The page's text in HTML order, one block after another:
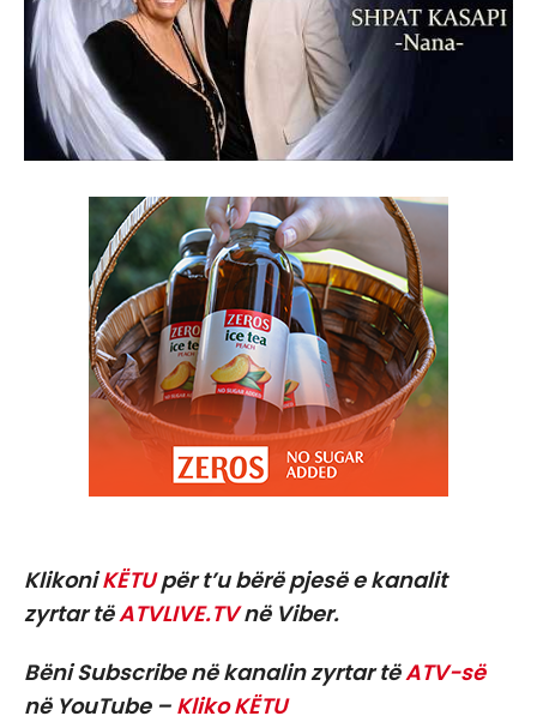
KlikoniKËTUpër t’u bërë pjesë e kanalit
zyrtar tëATVLIVE.TVnë Viber.
Bëni Subscribe në kanalin zyrtar tëATV-së
në YouTube – Kliko KËTU